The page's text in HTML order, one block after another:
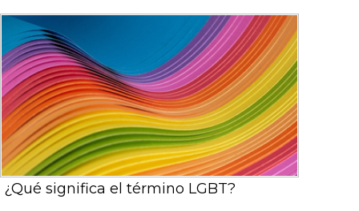
¿Qué significa el término LGBT?